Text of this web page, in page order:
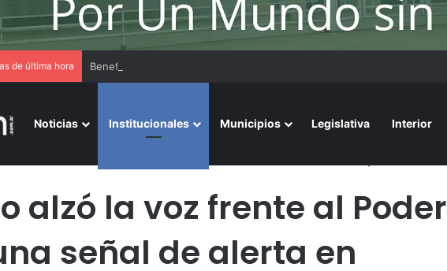
de última hora Beneficios avalados por la ciencia de convivir con gatos
Noticias Institucionales Municipios Legislativa Interior
alzó la voz frente al Poder
señal de alerta en